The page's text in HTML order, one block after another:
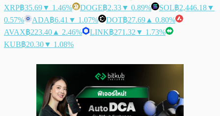
XRP฿35.69▼ 1.46% DOGE฿2.33▼ 0.89% SOL฿2,446.18▼
0.57%
ADA฿6.41 ▼ 1.07% DOT฿27.69 ▲ 0.80%
AVAX฿223.40 ▲ 2.46% LINK฿271.32 ▼ 1.73%
KUB฿20.30▼ 1.08%